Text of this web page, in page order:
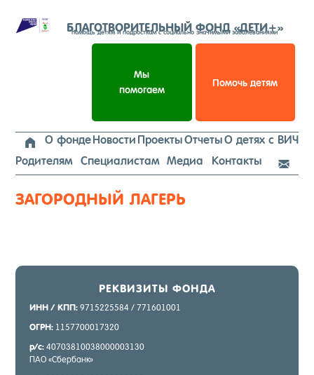
к
содержимому
БЛАГОТВОРИТЕЛЬНЫЙ ФОНД «ДЕТИ+»
помощь детям и подросткам с социально значимыми заболеваниями
Мы
помогаем
Помочь детям
 О фондеНовости ПроектыОтчетыО детях с ВИЧ
Родителям
Специалистам Медиа Контакты 
ЗАГОРОДНЫЙ ЛАГЕРЬ
РЕК­ВИ­ЗИТЫ ФОН­ДА
ИНН / КПП: 9715225584 / 771601001
ОГРН: 1157700017320
р/с: 40703810038000003130
ПАО «Сбер­банк»